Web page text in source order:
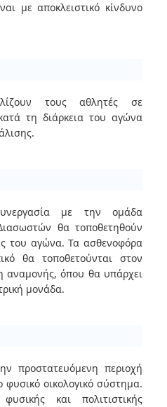
με αποκλειστικό κίνδυνο
τους αθλητές σε
τη διάρκεια του αγώνα
με την ομάδα
θα τοποθετηθούν
του αγώνα. Τα ασθενοφόρα
θα τοποθετούνται στον
αναμονής, όπου θα υπάρχει
μονάδα.
προστατευόμενη περιοχή
οικολογικό σύστημα.
και πολιτιστικής